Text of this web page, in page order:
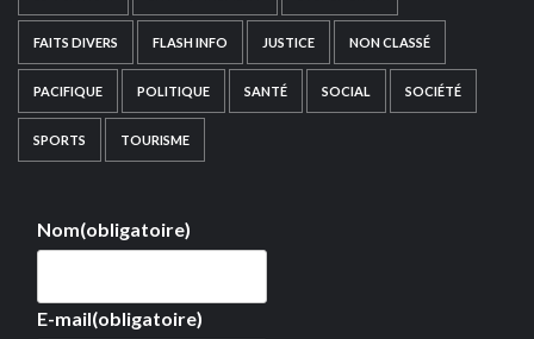
FAITS DIVERS FLASH INFO JUSTICE NON CLASSÉ
PACIFIQUE POLITIQUE SANTÉ SOCIAL SOCIÉTÉ
SPORTS TOURISME
Nom(obligatoire)
E-mail(obligatoire)